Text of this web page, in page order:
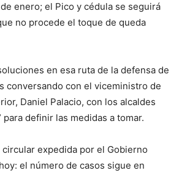
enero; el Pico y cédula se seguirá
no procede el toque de queda
en esa ruta de la defensa de
conversando con el viceministro de
Daniel Palacio, con los alcaldes
definir las medidas a tomar.
expedida por el Gobierno
el número de casos sigue en